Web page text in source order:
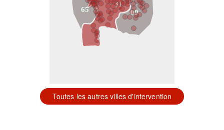
31
09
65
Toutes les autres villes d'intervention